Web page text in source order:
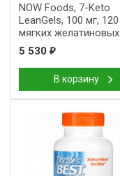
NOW Foods, 7-Keto
LeanGels, 100 мг, 120
мягких желатиновых
капсул
5 530 ₽
В корзину